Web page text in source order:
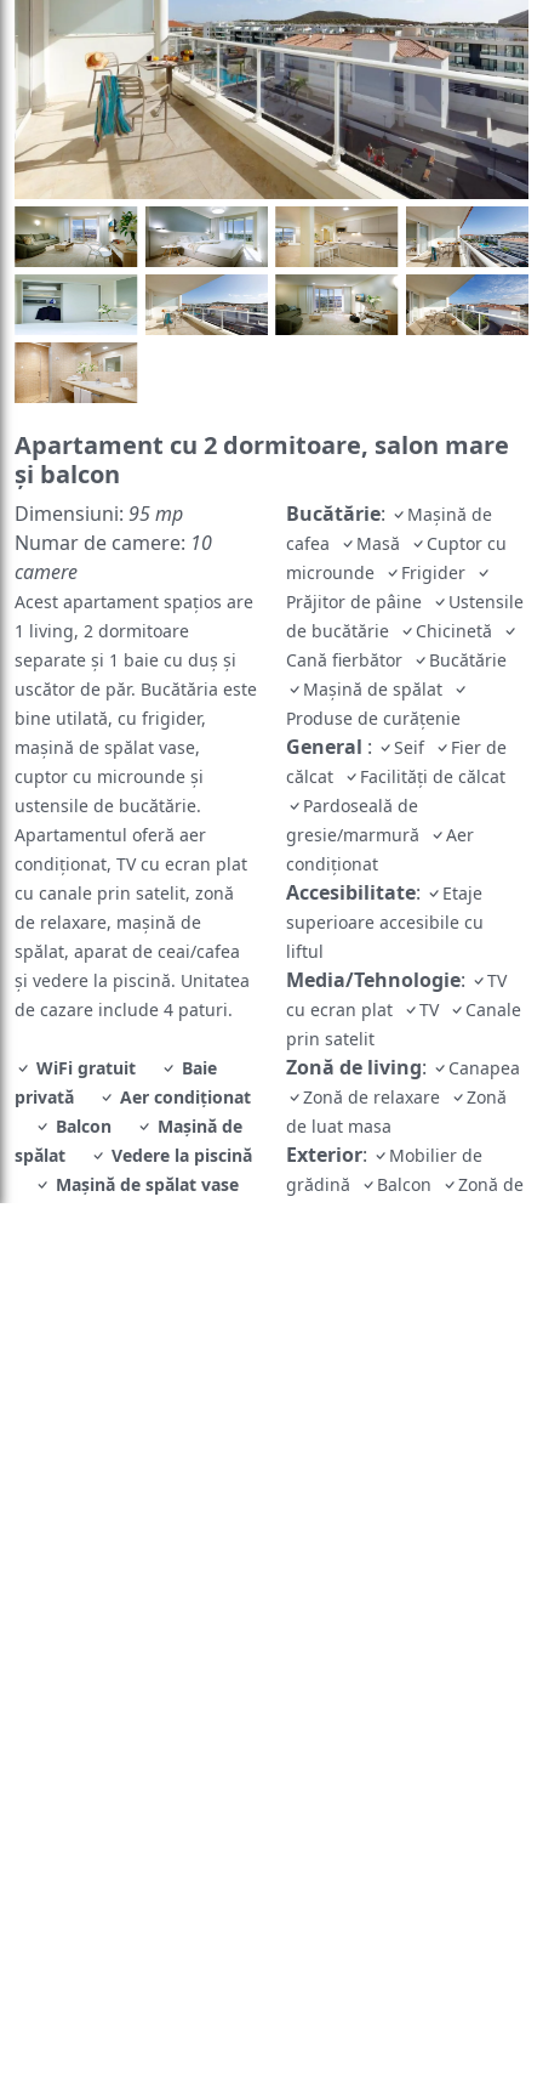
Apartament cu 2 dormitoare, salon mare
și balcon
Dimensiuni: 95 mp
Numar de camere: 10
camere
Acest apartament spațios are
1 living, 2 dormitoare
separate și 1 baie cu duș și
uscător de păr. Bucătăria este
bine utilată, cu frigider,
mașină de spălat vase,
cuptor cu microunde și
ustensile de bucătărie.
Apartamentul oferă aer
condiționat, TV cu ecran plat
cu canale prin satelit, zonă
de relaxare, mașină de
spălat, aparat de ceai/cafea
și vedere la piscină. Unitatea
de cazare include 4 paturi.
WiFi gratuit
Baie
privată
Aer condiţionat
Balcon
Maşină de
spălat
Vedere la piscină
Maşină de spălat vase
Bucătărie:
Mașină de
cafea
Masă
Cuptor cu
microunde
Frigider
Prăjitor de pâine
Ustensile
de bucătărie
Chicinetă
Cană fierbător
Bucătărie
Maşină de spălat
Produse de curățenie
General : Seif
Fier de
călcat
Facilităţi de călcat
Pardoseală de
gresie/marmură
Aer
condiţionat
Accesibilitate:
Etaje
superioare accesibile cu
liftul
Media/Tehnologie:
TV
cu ecran plat
TV
Canale
prin satelit
Zonă de living:
Canapea
Zonă de relaxare
Zonă
de luat masa
Exterior:
Mobilier de
grădină
Balcon
Zonă de